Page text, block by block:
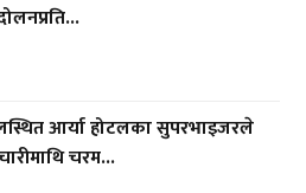
आर्या होटलका सुपरभाइजरले
चरम...